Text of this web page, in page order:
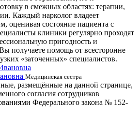
в смежных областях: терапии,
Каждый нарколог владеет
оценивая состояние пациента с
клиники регулярно проходят
пригодность и
получаете помощь от всесторонне
«заточенных» специалистов.
Медицинская сестра
размещённые на данной странице,
согласия сотрудников
Федерального закона № 152-